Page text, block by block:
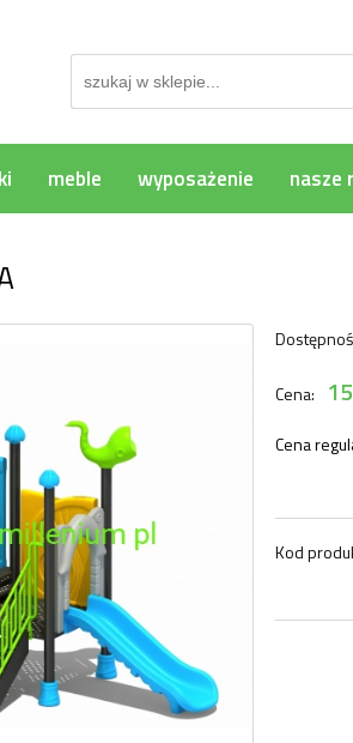
meble wyposażenie nasze
Cena:
Cena
Kod